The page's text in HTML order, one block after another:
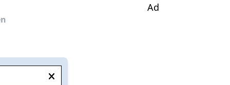
Ad